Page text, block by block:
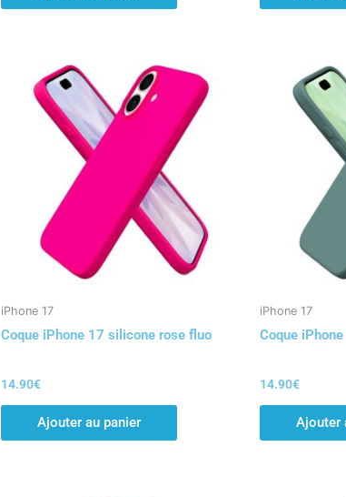
iPhone 17
Coque iPhone 17 silicone rose fluo
14.90€
Ajouter au panier
iPhone 17
Coque
14.90€
Ajouter